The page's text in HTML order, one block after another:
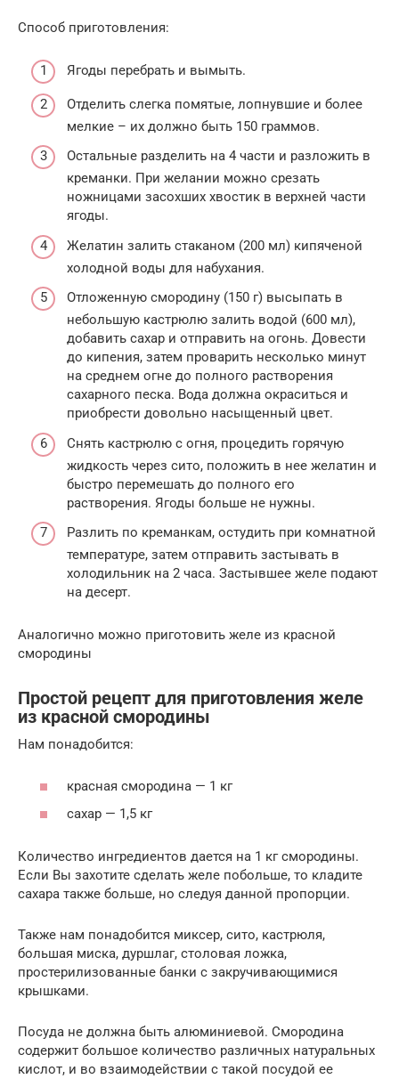
Способ приготовления:
Ягоды перебрать и вымыть.
Отделить слегка помятые, лопнувшие и более
мелкие – их должно быть 150 граммов.
Остальные разделить на 4 части и разложить в
креманки. При желании можно срезать
ножницами засохших хвостик в верхней части
ягоды.
Желатин залить стаканом (200 мл) кипяченой
холодной воды для набухания.
Отложенную смородину (150 г) высыпать в
небольшую кастрюлю залить водой (600 мл),
добавить сахар и отправить на огонь. Довести
до кипения, затем проварить несколько минут
на среднем огне до полного растворения
сахарного песка. Вода должна окраситься и
приобрести довольно насыщенный цвет.
Снять кастрюлю с огня, процедить горячую
жидкость через сито, положить в нее желатин и
быстро перемешать до полного его
растворения. Ягоды больше не нужны.
Разлить по креманкам, остудить при комнатной
температуре, затем отправить застывать в
холодильник на 2 часа. Застывшее желе подают
на десерт.
Аналогично можно приготовить желе из красной
смородины
Простой рецепт для приготовления желе
из красной смородины
Нам понадобится:
красная смородина — 1 кг
сахар — 1,5 кг
Количество ингредиентов дается на 1 кг смородины.
Если Вы захотите сделать желе побольше, то кладите
сахара также больше, но следуя данной пропорции.
Также нам понадобится миксер, сито, кастрюля,
большая миска, дуршлаг, столовая ложка,
простерилизованные банки с закручивающимися
крышками.
Посуда не должна быть алюминиевой. Смородина
содержит большое количество различных натуральных
кислот, и во взаимодействии с такой посудой ее